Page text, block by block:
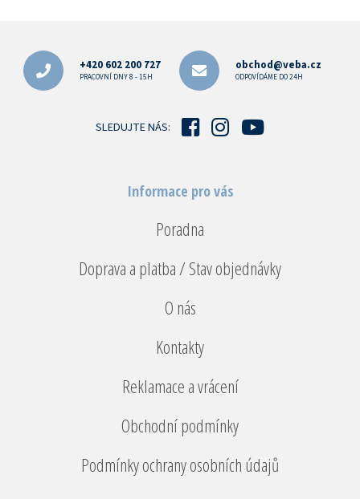
+420 602 200 727
PRACOVNÍ DNY 8 - 15H
obchod@veba.cz
ODPOVÍDÁME DO 24H
SLEDUJTE NÁS:
Informace pro vás
Poradna
Doprava a platba / Stav objednávky
O nás
Kontakty
Reklamace a vrácení
Obchodní podmínky
Podmínky ochrany osobních údajů